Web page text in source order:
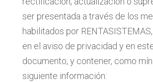
ser presentada a través de los
habilitados por
en el aviso de privacidad y en
documento, y contener, como
siguiente información: